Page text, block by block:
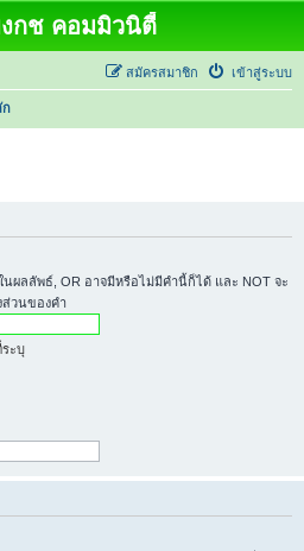
กช คอมมิวนิตี้
เข้าสู่ระบบ
สมัครสมาชิก
ก
ผลลัพธ์, OR อาจมีหรือไม่มีคำนี้ก็ได้ และ NOT จะ
ส่วนของคำ
ะบุ